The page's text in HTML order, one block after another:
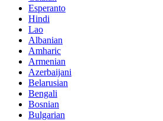
Esperanto
Hindi
Lao
Albanian
Amharic
Armenian
Azerbaijani
Belarusian
Bengali
Bosnian
Bulgarian